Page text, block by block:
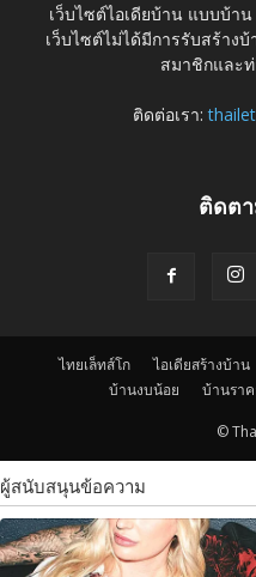
เว็บไซต์ไอเดียบ้าน แบบบ้
เว็บไซต์ไม่ได้มีการรับสร้างบ้
สมาชิกและ
ติดต่อเรา:
ติดตา
ไทยเล็ทส์โก ไอเดียสร้างบ้าน
บ้านงบน้อย
บ้านรา
©